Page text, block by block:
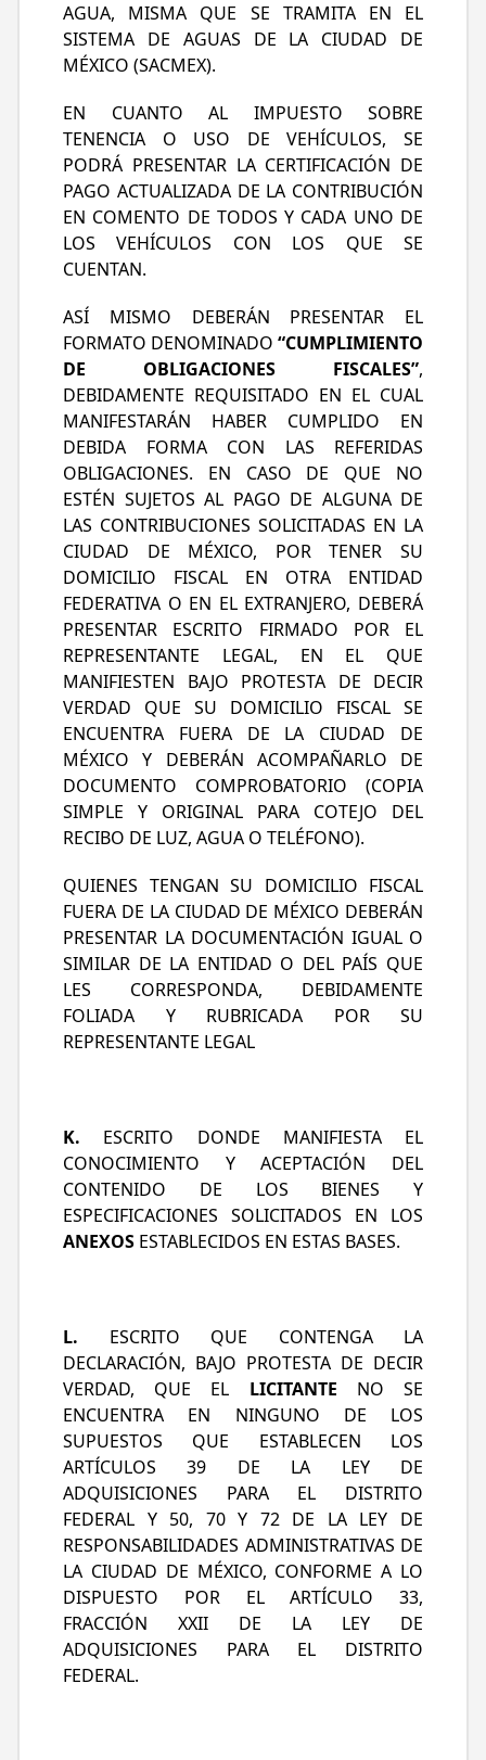
AGUA, MISMA QUE SE TRAMITA EN EL
SISTEMA DE AGUAS DE LA CIUDAD DE
MÉXICO (SACMEX).
EN CUANTO AL IMPUESTO SOBRE
TENENCIA O USO DE VEHÍCULOS, SE
PODRÁ PRESENTAR LA CERTIFICACIÓN DE
PAGO ACTUALIZADA DE LA CONTRIBUCIÓN
EN COMENTO DE TODOS Y CADA UNO DE
LOS VEHÍCULOS CON LOS QUE SE
CUENTAN.
ASÍ MISMO DEBERÁN PRESENTAR EL
FORMATO DENOMINADO “CUMPLIMIENTO
DE OBLIGACIONES FISCALES”,
DEBIDAMENTE REQUISITADO EN EL CUAL
MANIFESTARÁN HABER CUMPLIDO EN
DEBIDA FORMA CON LAS REFERIDAS
OBLIGACIONES. EN CASO DE QUE NO
ESTÉN SUJETOS AL PAGO DE ALGUNA DE
LAS CONTRIBUCIONES SOLICITADAS EN LA
CIUDAD DE MÉXICO, POR TENER SU
DOMICILIO FISCAL EN OTRA ENTIDAD
FEDERATIVA O EN EL EXTRANJERO, DEBERÁ
PRESENTAR ESCRITO FIRMADO POR EL
REPRESENTANTE LEGAL, EN EL QUE
MANIFIESTEN BAJO PROTESTA DE DECIR
VERDAD QUE SU DOMICILIO FISCAL SE
ENCUENTRA FUERA DE LA CIUDAD DE
MÉXICO Y DEBERÁN ACOMPAÑARLO DE
DOCUMENTO COMPROBATORIO (COPIA
SIMPLE Y ORIGINAL PARA COTEJO DEL
RECIBO DE LUZ, AGUA O TELÉFONO).
QUIENES TENGAN SU DOMICILIO FISCAL
FUERA DE LA CIUDAD DE MÉXICO DEBERÁN
PRESENTAR LA DOCUMENTACIÓN IGUAL O
SIMILAR DE LA ENTIDAD O DEL PAÍS QUE
LES CORRESPONDA, DEBIDAMENTE
FOLIADA Y RUBRICADA POR SU
REPRESENTANTE LEGAL
K. ESCRITO DONDE MANIFIESTA EL
CONOCIMIENTO Y ACEPTACIÓN DEL
CONTENIDO DE LOS BIENES Y
ESPECIFICACIONES SOLICITADOS EN LOS
ANEXOS ESTABLECIDOS EN ESTAS BASES.
L. ESCRITO QUE CONTENGA LA
DECLARACIÓN, BAJO PROTESTA DE DECIR
VERDAD, QUE EL LICITANTE NO SE
ENCUENTRA EN NINGUNO DE LOS
SUPUESTOS QUE ESTABLECEN LOS
ARTÍCULOS 39 DE LA LEY DE
ADQUISICIONES PARA EL DISTRITO
FEDERAL Y 50, 70 Y 72 DE LA LEY DE
RESPONSABILIDADES ADMINISTRATIVAS DE
LA CIUDAD DE MÉXICO, CONFORME A LO
DISPUESTO POR EL ARTÍCULO 33,
FRACCIÓN XXII DE LA LEY DE
ADQUISICIONES PARA EL DISTRITO
FEDERAL.